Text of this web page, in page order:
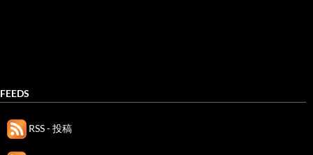
FEEDS
RSS - 投稿